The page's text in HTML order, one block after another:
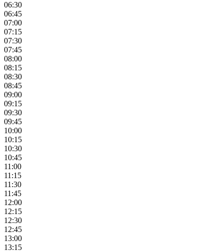
06:30
06:45
07:00
07:15
07:30
07:45
08:00
08:15
08:30
08:45
09:00
09:15
09:30
09:45
10:00
10:15
10:30
10:45
11:00
11:15
11:30
11:45
12:00
12:15
12:30
12:45
13:00
13:15